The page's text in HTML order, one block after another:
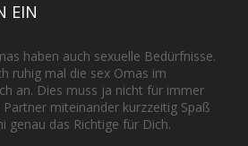
EIN
haben auch sexuelle Bedürfnisse.
ruhig mal die sex Omas im
an. Dies muss ja nicht für immer
miteinander kurzzeitig Spaß
genau das Richtige für Dich.